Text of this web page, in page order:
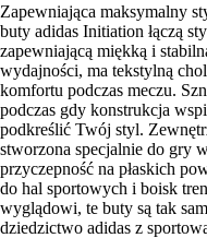
Zapewniająca maksymalny
buty adidas Initiation łączą
zapewniającą miękką i
wydajności, ma tekstylną
komfortu podczas meczu.
podczas gdy konstrukcja
podkreślić Twój styl.
stworzona specjalnie do gry
przyczepność na płaskich
do hal sportowych i boisk
wyglądowi, te buty są tak
dziedzictwo adidas z